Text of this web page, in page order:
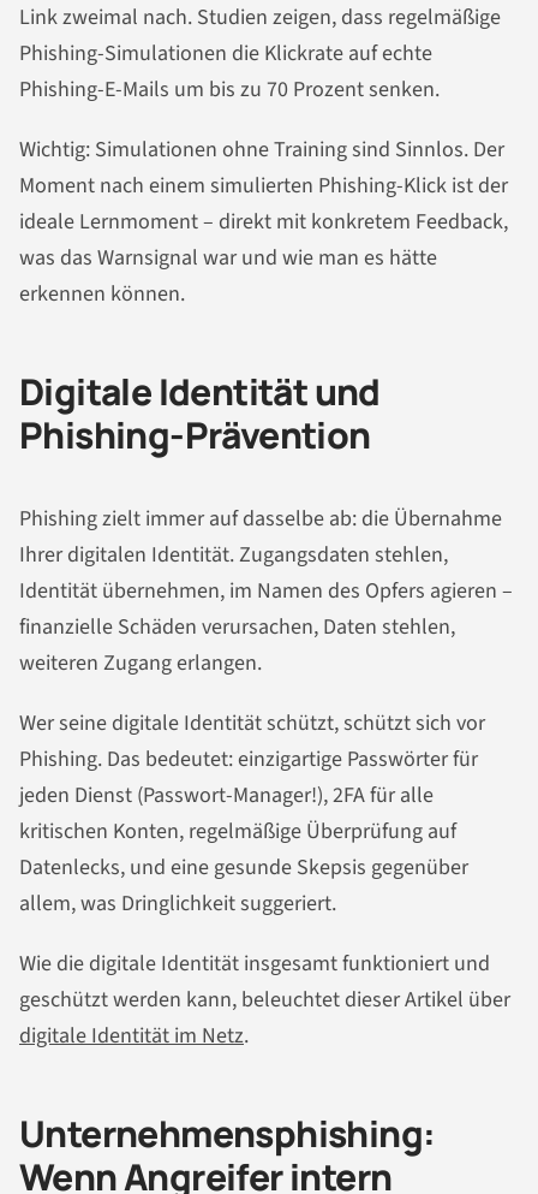
Link zweimal nach. Studien zeigen, dass regelmäßige
Phishing-Simulationen die Klickrate auf echte
Phishing-E-Mails um bis zu 70 Prozent senken.
Wichtig: Simulationen ohne Training sind Sinnlos. Der
Moment nach einem simulierten Phishing-Klick ist der
ideale Lernmoment – direkt mit konkretem Feedback,
was das Warnsignal war und wie man es hätte
erkennen können.
Digitale Identität und
Phishing-Prävention
Phishing zielt immer auf dasselbe ab: die Übernahme
Ihrer digitalen Identität. Zugangsdaten stehlen,
Identität übernehmen, im Namen des Opfers agieren –
finanzielle Schäden verursachen, Daten stehlen,
weiteren Zugang erlangen.
Wer seine digitale Identität schützt, schützt sich vor
Phishing. Das bedeutet: einzigartige Passwörter für
jeden Dienst (Passwort-Manager!), 2FA für alle
kritischen Konten, regelmäßige Überprüfung auf
Datenlecks, und eine gesunde Skepsis gegenüber
allem, was Dringlichkeit suggeriert.
Wie die digitale Identität insgesamt funktioniert und
geschützt werden kann, beleuchtet dieser Artikel über
digitale Identität im Netz.
Unternehmensphishing:
Wenn Angreifer intern